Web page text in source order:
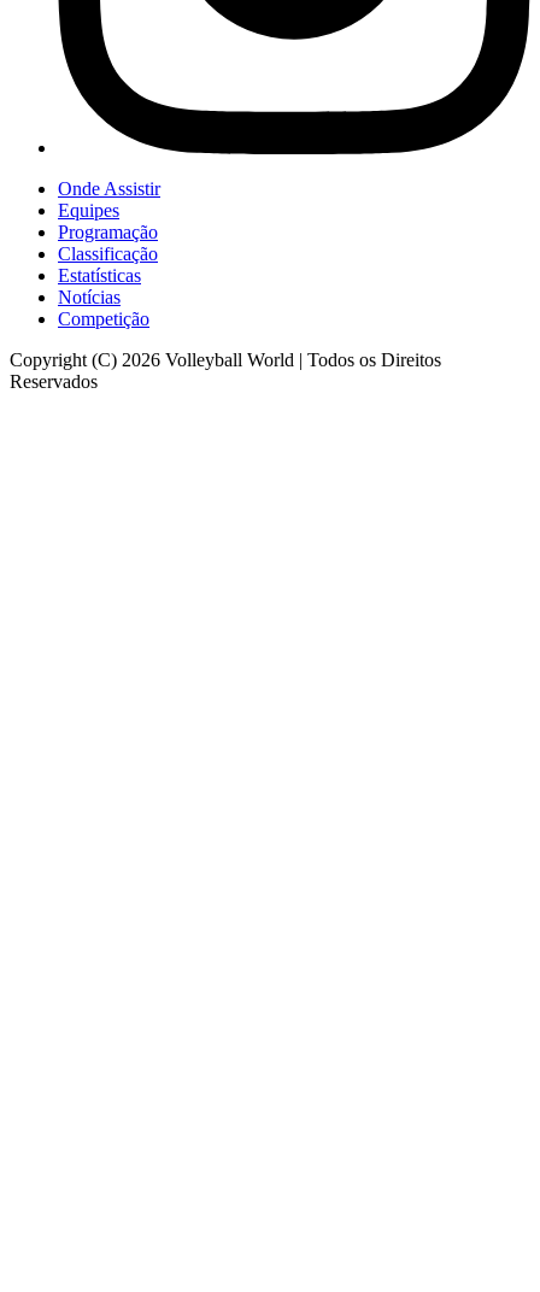
Onde Assistir
Equipes
Programação
Classificação
Estatísticas
Notícias
Competição
Copyright (C) 2026 Volleyball World | Todos os Direitos
Reservados